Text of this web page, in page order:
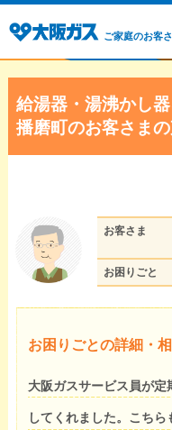
ご家庭のお客
給湯器・湯沸かし
播磨町のお客さま
お客さま
お困りごと
お困りごとの詳細・
大阪ガスサービス員が
してくれました。こち